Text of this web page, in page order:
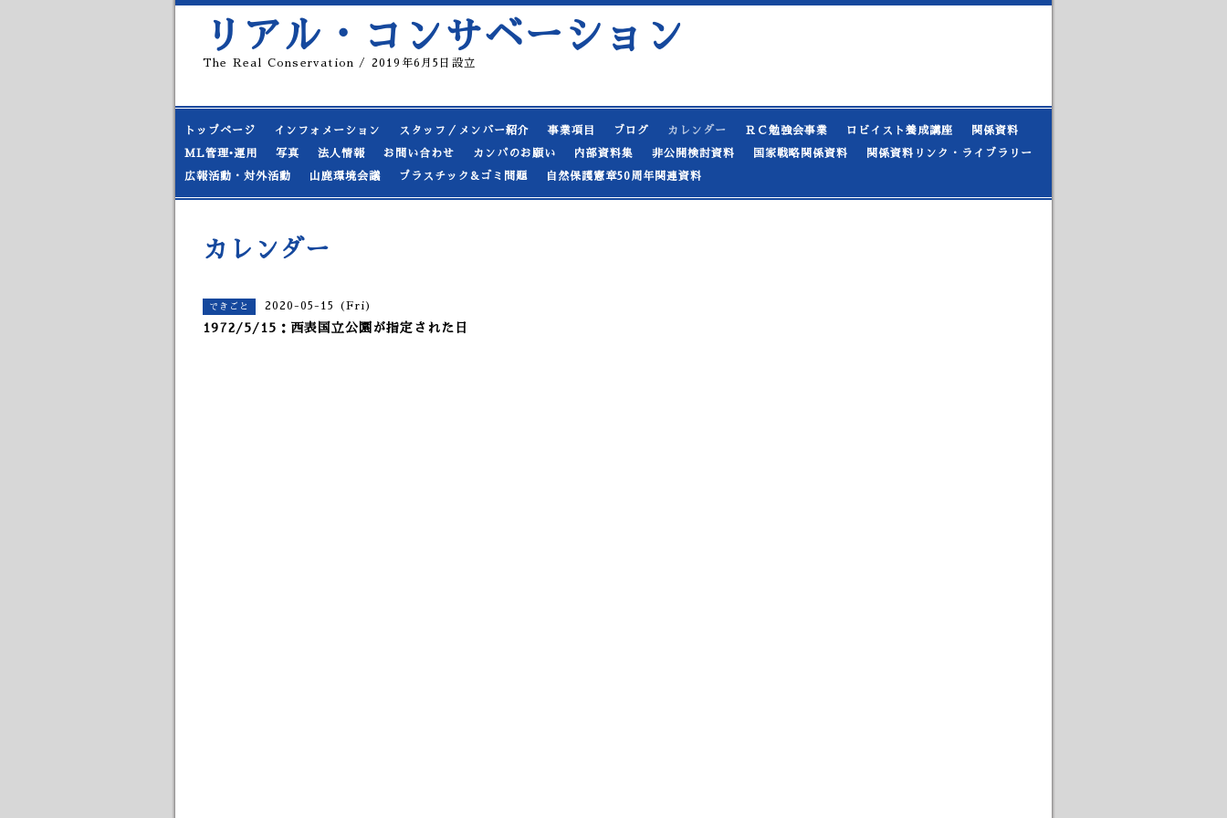
リアル・コンサベーション
The Real Conservation / 2019年6月5日設立
トップページ インフォメーション スタッフ／メンバー紹介 事業項目 ブログ カレンダー ＲＣ勉強会事業 ロビイスト養成講座 関係資料
ML管理•運用 写真 法人情報 お問い合わせ カンパのお願い 内部資料集 非公開検討資料 国家戦略関係資料 関係資料リンク・ライブラリー
広報活動・対外活動 山鹿環境会議 プラスチック&ゴミ問題 自然保護憲章50周年関連資料
カレンダー
できごと 2020-05-15 (Fri)
1972/5/15：西表国立公園が指定された日